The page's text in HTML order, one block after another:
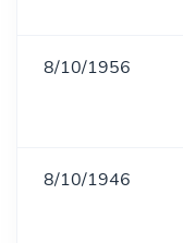
8/10/1956
8/10/1946